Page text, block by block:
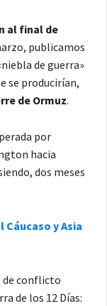
al final de
publicamos
de guerra»
se producirían,
de Ormuz.
por
hacia
dos meses
y Asia
de conflicto
de los 12 Días: